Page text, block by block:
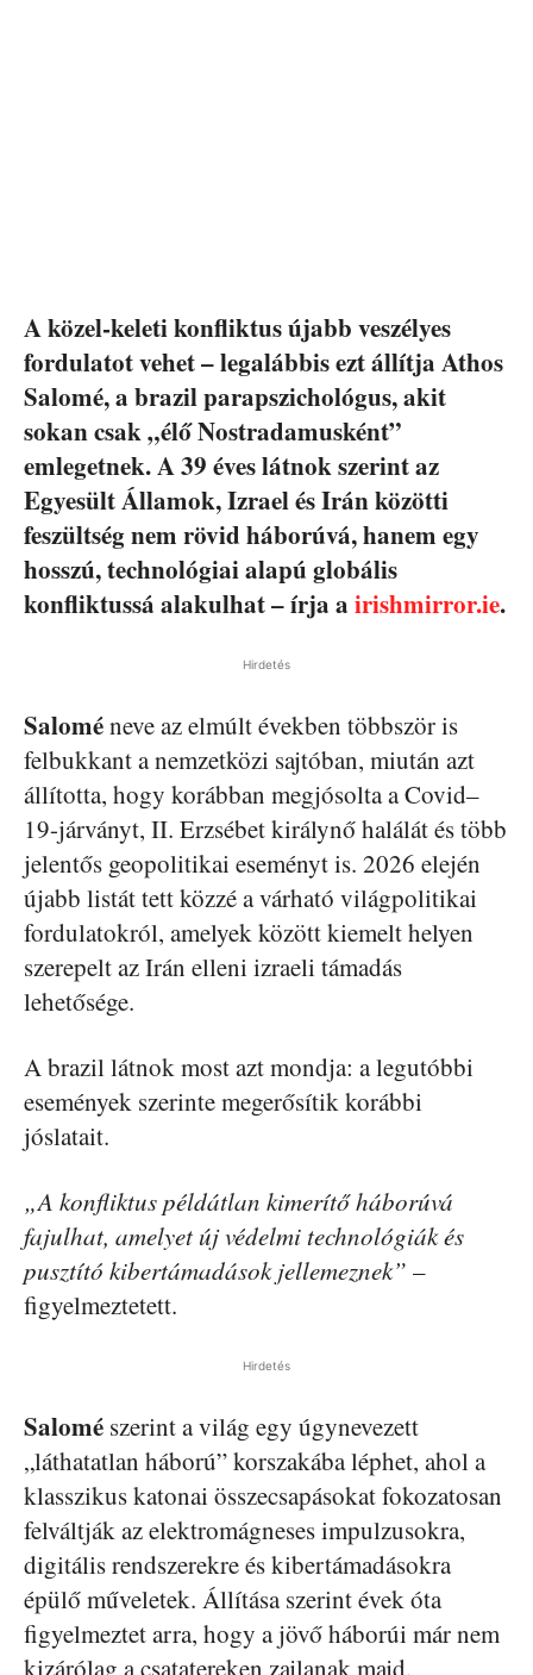
A közel-keleti konfliktus újabb veszélyes
fordulatot vehet – legalábbis ezt állítja Athos
Salomé, a brazil parapszichológus, akit
sokan csak „élő Nostradamusként”
emlegetnek. A 39 éves látnok szerint az
Egyesült Államok, Izrael és Irán közötti
feszültség nem rövid háborúvá, hanem egy
hosszú, technológiai alapú globális
konfliktussá alakulhat – írja a irishmirror.ie.
Hirdetés
Saloméneve az elmúlt években többször is
felbukkant a nemzetközi sajtóban, miután azt
állította, hogy korábban megjósolta a Covid–
19-járványt, II. Erzsébet királynő halálát és több
jelentős geopolitikai eseményt is. 2026 elején
újabb listát tett közzé a várható világpolitikai
fordulatokról, amelyek között kiemelt helyen
szerepelt az Irán elleni izraeli támadás
lehetősége.
A brazil látnok most azt mondja: a legutóbbi
események szerinte megerősítik korábbi
jóslatait.
„A konfliktus példátlan kimerítő háborúvá
fajulhat, amelyet új védelmi technológiák és
pusztító kibertámadások jellemeznek” –
figyelmeztetett.
Hirdetés
Salomé szerint a világ egy úgynevezett
„láthatatlan háború” korszakába léphet, ahol a
klasszikus katonai összecsapásokat fokozatosan
felváltják az elektromágneses impulzusokra,
digitális rendszerekre és kibertámadásokra
épülő műveletek. Állítása szerint évek óta
figyelmeztet arra, hogy a jövő háborúi már nem